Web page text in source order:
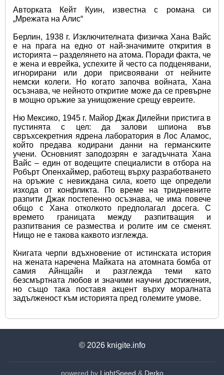
Авторката Кейт Куин, известна с романа си
„Мрежата на Алис“
Берлин, 1938 г. Изключителната физичка Хана Вайс
е на прага на едно от най-значимите открития в
историята – разделянето на атома. Поради факта, че
е жена и еврейка, успехите й често са подценявани,
игнорирани или дори присвоявани от нейните
немски колеги. Но когато започва войната, Хана
осъзнава, че нейното откритие може да се превърне
в мощно оръжие за унищожение срещу евреите.
Ню Мексико, 1945 г. Майор Джак Дилейни пристига в
пустинята с цел: да залови шпиона във
свръхсекретния ядрена лаборатория в Лос Аламос,
който предава кодирани данни на германските
учени. Основният заподозрян е загадъчната Хана
Вайс – един от водещите специалисти в отбора на
Робърт Опенхаймер, работещ върху разработването
на оръжие с невиждана сила, което ще определи
изхода от конфликта. По време на тридневните
разпити Джак постепенно осъзнава, че има повече
общо с Хана отколкото предполагал досега. С
времето границата между разпитващия и
разпитвания се размества и ролите им се сменят.
Нищо не е такова каквото изглежда.
Книгата черпи вдъхновение от истинската история
на жената наречена Майката на атомната бомба от
самия Айнщайн и разглежда теми като
безсмъртната любов и значими научни достижения,
но също така поставя акцент върху моралната
задълженост към историята пред големите умове.
© 2026 knigite.info
powered by LightSpeed & Derko